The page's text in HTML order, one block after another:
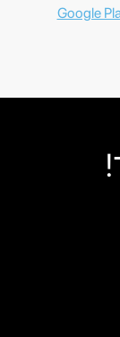
Google